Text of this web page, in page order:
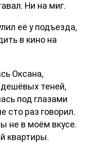
Ни на миг.
её у подъезда,
в кино на
Оксана,
теней,
под глазами
сто раз говорил.
не в моём вкусе.
квартиры.